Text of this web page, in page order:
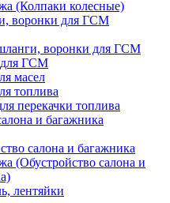
(Колпаки колесные)
воронки для ГСМ
воронки для ГСМ
ГСМ
масел
топлива
перекачки топлива
и багажника
салона и багажника
(Обустройство салона и
лентяйки